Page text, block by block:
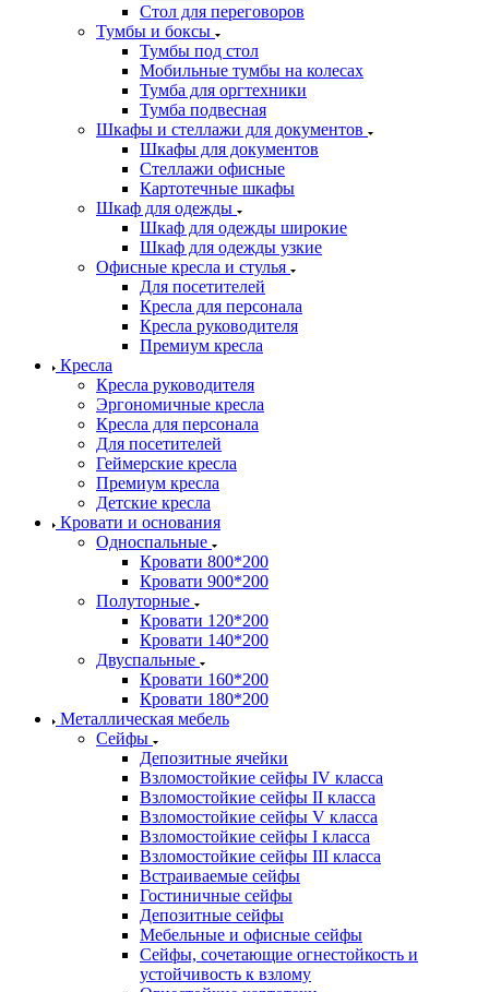
Стол для переговоров
Тумбы и боксы
Тумбы под стол
Мобильные тумбы на колесах
Тумба для оргтехники
Тумба подвесная
Шкафы и стеллажи для документов
Шкафы для документов
Стеллажи офисные
Картотечные шкафы
Шкаф для одежды
Шкаф для одежды широкие
Шкаф для одежды узкие
Офисные кресла и стулья
Для посетителей
Кресла для персонала
Кресла руководителя
Премиум кресла
Кресла
Кресла руководителя
Эргономичные кресла
Кресла для персонала
Для посетителей
Геймерские кресла
Премиум кресла
Детские кресла
Кровати и основания
Односпальные
Кровати 800*200
Кровати 900*200
Полуторные
Кровати 120*200
Кровати 140*200
Двуспальные
Кровати 160*200
Кровати 180*200
Металлическая мебель
Сейфы
Депозитные ячейки
Взломостойкие сейфы IV класса
Взломостойкие сейфы II класса
Взломостойкие сейфы V класса
Взломостойкие сейфы I класса
Взломостойкие сейфы III класса
Встраиваемые сейфы
Гостиничные сейфы
Депозитные сейфы
Мебельные и офисные сейфы
Сейфы, сочетающие огнестойкость и
устойчивость к взлому